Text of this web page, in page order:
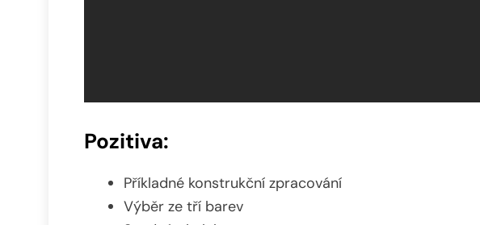
Pozitiva:
Příkladné konstrukční zpracování
Výběr ze tří barev